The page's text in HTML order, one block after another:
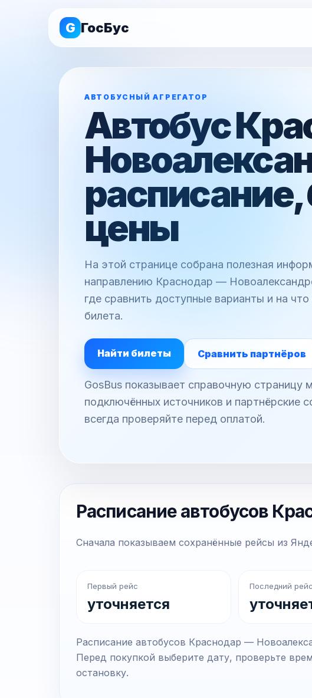
G ГосБус
АВТОБУСНЫЙ АГРЕГАТОР
Автобус
цены
На этой странице собрана полезная
направлению Краснодар —
где сравнить доступные варианты и на
билета.
Найти билеты Сравнить партнёров
GosBus показывает справочную страницу
подключённых источников и партнёрские
всегда проверяйте перед оплатой.
Расписание автобусов
Сначала показываем сохранённые рейсы из
Первый рейс
уточняется
Последний рейс
Расписание автобусов Краснодар —
Перед покупкой выберите дату, проверьте
остановку.